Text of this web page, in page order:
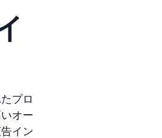
プロ
オー
イン